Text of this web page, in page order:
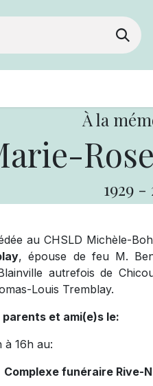
À la
1929 -
au CHSLD Michèle-
, épouse de feu M.
autrefois de
Louis Tremblay.
et ami(e)s le:
à 16h au:
Complexe funéraire Rive-